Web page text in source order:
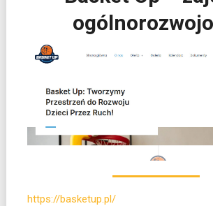
https://basketup.pl/